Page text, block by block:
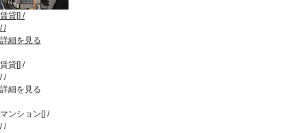
賃貸[] /
//
詳細を見る
賃貸[] /
//
詳細を見る
マンション [] /
//